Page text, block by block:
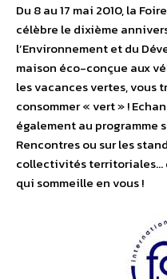
Du 8 au 17 mai 2010, la
célèbre le dixième
l’Environnement et du
maison éco-conçue aux
les vacances vertes, vous
consommer « vert » !
également au programme
Rencontres ou sur les
collectivités territoriales…
qui sommeille en vous !